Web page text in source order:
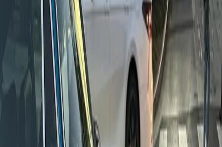
bedrijven hun online aanwezigheid vergroten en hun
verkoop aanzienlijk verhogen.
The Next Gen Agency
(TNG Agency) staan we
klaar om je te helpen bij het navigeren door de
complexe wereld van e-commerce marketing en het
behalen van je zakelijke doelen. Neem vandaag nog
contact met ons op voor meer informatie over hoe
wij jouw bedrijf kunnen ondersteunen.